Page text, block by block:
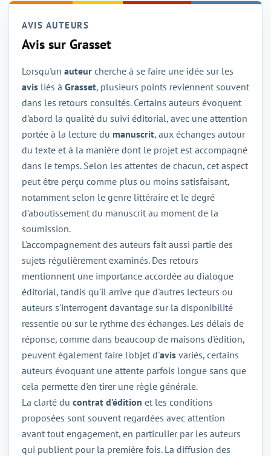
AVIS AUTEURS
Avis sur Grasset
Lorsqu'un auteur cherche à se faire une idée sur les
avis liés à Grasset, plusieurs points reviennent souvent
dans les retours consultés. Certains auteurs évoquent
d'abord la qualité du suivi éditorial, avec une attention
portée à la lecture du manuscrit, aux échanges autour
du texte et à la manière dont le projet est accompagné
dans le temps. Selon les attentes de chacun, cet aspect
peut être perçu comme plus ou moins satisfaisant,
notamment selon le genre littéraire et le degré
d'aboutissement du manuscrit au moment de la
soumission.
L'accompagnement des auteurs fait aussi partie des
sujets régulièrement examinés. Des retours
mentionnent une importance accordée au dialogue
éditorial, tandis qu'il arrive que d'autres lecteurs ou
auteurs s'interrogent davantage sur la disponibilité
ressentie ou sur le rythme des échanges. Les délais de
réponse, comme dans beaucoup de maisons d'édition,
peuvent également faire l'objet d'avis variés, certains
auteurs évoquant une attente parfois longue sans que
cela permette d'en tirer une règle générale.
La clarté du contrat d'édition et les conditions
proposées sont souvent regardées avec attention
avant tout engagement, en particulier par les auteurs
qui publient pour la première fois. La diffusion des